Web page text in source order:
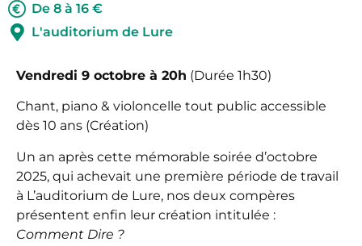
De 8 à 16 €
L'auditorium de Lure
Vendredi 9 octobre à 20h (Durée 1h30)
Chant, piano & violoncelle tout public accessible
dès 10 ans (Création)
Un an après cette mémorable soirée d’octobre
2025, qui achevait une première période de travail
à L’auditorium de Lure, nos deux compères
présentent enfin leur création intitulée :
Comment Dire ?